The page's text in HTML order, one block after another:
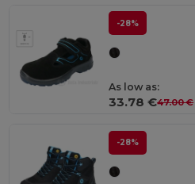
-28%
As low as:
33.78 €47.00 €
-28%